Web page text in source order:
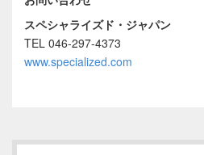
スペシャライズド・ジャパン
TEL 046-297-4373
www.specialized.com